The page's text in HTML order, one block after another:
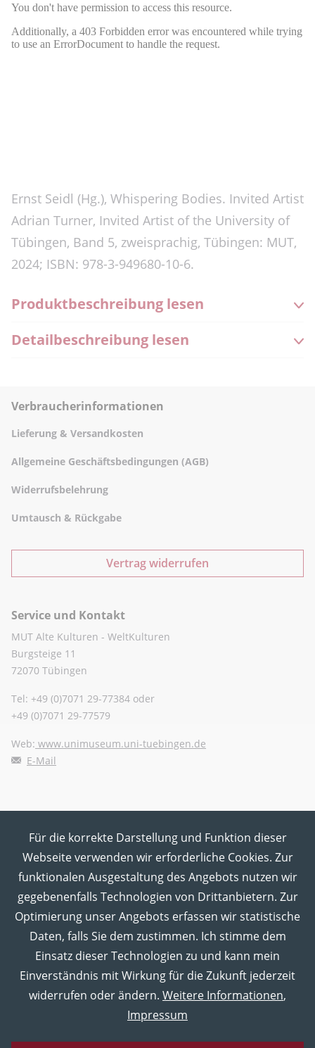
Ernst Seidl (Hg.), Whispering Bodies. Invited Artist
Adrian Turner, Invited Artist of the University of
Tübingen, Band 5, zweisprachig, Tübingen: MUT,
2024; ISBN: 978-3-949680-10-6.
Produktbeschreibung lesen
Detailbeschreibung lesen
Verbraucherinformationen
Lieferung & Versandkosten
Allgemeine Geschäftsbedingungen (AGB)
Widerrufsbelehrung
Umtausch & Rückgabe
Vertrag widerrufen
Service und Kontakt
MUT Alte Kulturen - WeltKulturen
Burgsteige 11
72070 Tübingen
Tel: +49 (0)7071 29-77384 oder
+49 (0)7071 29-77579
Web: www.unimuseum.uni-tuebingen.de
E-Mail
MUT in den Sozialen Medien
Für die korrekte Darstellung und Funktion dieser
Webseite verwenden wir erforderliche Cookies. Zur
funktionalen Ausgestaltung des Angebots nutzen wir
gegebenenfalls Technologien von Drittanbietern. Zur
Optimierung unser Angebots erfassen wir statistische
Daten, falls Sie dem zustimmen. Ich stimme dem
Einsatz dieser Technologien zu und kann mein
Einverständnis mit Wirkung für die Zukunft jederzeit
widerrufen oder ändern. Weitere Informationen,
Impressum